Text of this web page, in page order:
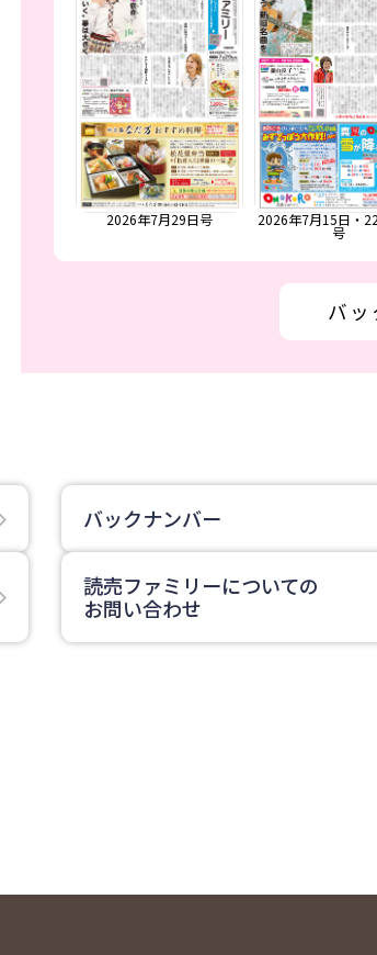
2026年7月15日・22日合併
号
2026年7月1日・8
バ
バックナンバー
読売ファミリーについての
お問い合わせ